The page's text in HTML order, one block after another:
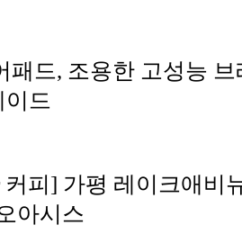
패드, 조용한 고성능 브
이드
피] 가평 레이크애비
아시스